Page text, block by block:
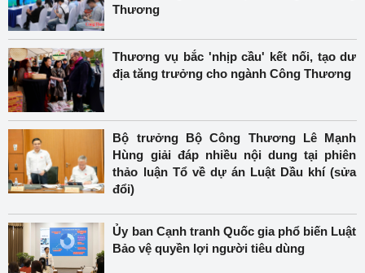
Thương
Thương vụ bắc 'nhịp cầu' kết nối, tạo dư
địa tăng trưởng cho ngành Công Thương
Bộ trưởng Bộ Công Thương Lê Mạnh
Hùng giải đáp nhiều nội dung tại phiên
thảo luận Tổ về dự án Luật Dầu khí (sửa
đổi)
Ủy ban Cạnh tranh Quốc gia phổ biến Luật
Bảo vệ quyền lợi người tiêu dùng